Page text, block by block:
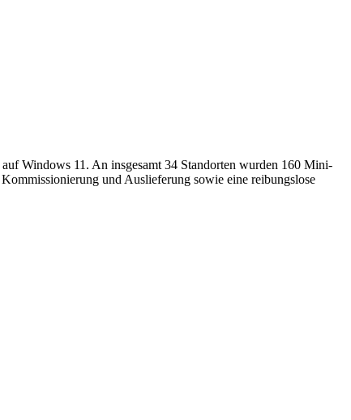
Windows 11. An insgesamt 34 Standorten wurden 160 Mini-
und Auslieferung sowie eine reibungslose